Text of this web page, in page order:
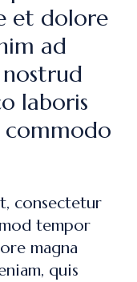
et dolore
ad
laboris
commodo
consectetur
tempor
magna
quis